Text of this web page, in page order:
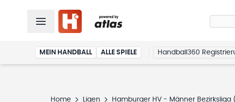
MEIN HANDBALL ALLE SPIELE Handball360
Home Ligen Hamburger HV - Männer Bezirksliga